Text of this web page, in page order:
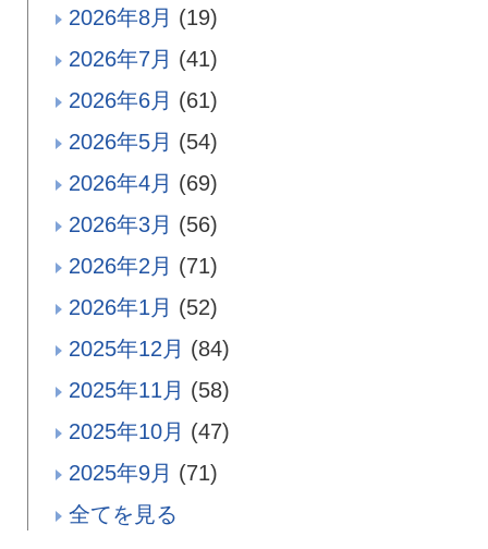
2026年8月 (19)
2026年7月 (41)
2026年6月 (61)
2026年5月 (54)
2026年4月 (69)
2026年3月 (56)
2026年2月 (71)
2026年1月 (52)
2025年12月 (84)
2025年11月 (58)
2025年10月 (47)
2025年9月 (71)
全てを見る